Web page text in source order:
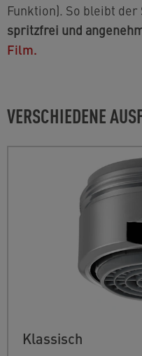
Funktion). So bleibt
spritzfrei und
Film.
VERSCHIEDENE
Klassisch